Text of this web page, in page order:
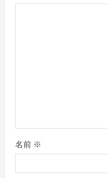
名前 ※